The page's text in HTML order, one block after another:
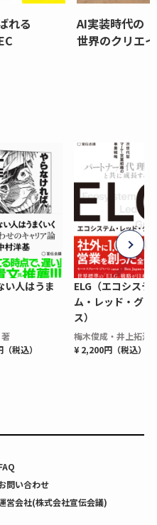
れる
AI実装時代の
世界のクリエ
い人はうま
税込）
ELG（エコシステ
ム・レッド・グロ
ス）
梅木俊成・井上拓海
¥ 2,200円（税込）
問い合わせ
営会社(株式会社宣伝会議)